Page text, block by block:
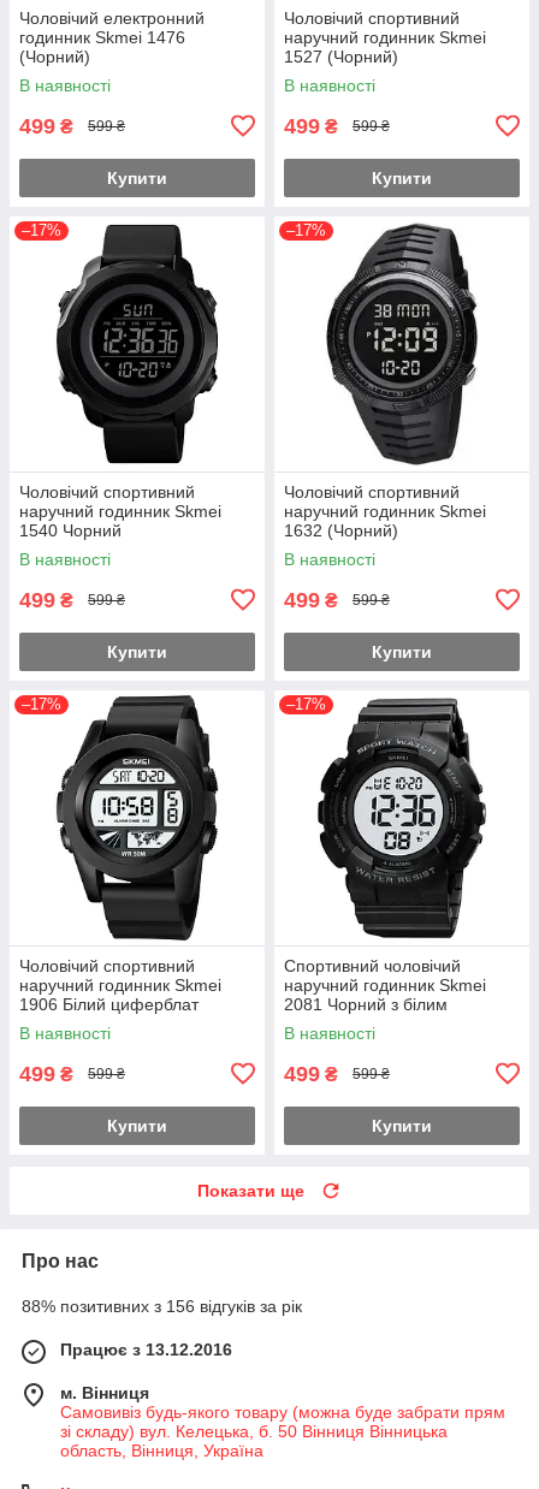
Чоловічий електронний
годинник Skmei 1476
(Чорний)
В наявності
499 ₴ 599 ₴
Купити
Чоловічий спортивний
наручний годинник Skmei
1527 (Чорний)
В наявності
499 ₴ 599 ₴
Купити
–17%
Чоловічий спортивний
наручний годинник Skmei
1540 Чорний
В наявності
499 ₴ 599 ₴
Купити
–17%
Чоловічий спортивний
наручний годинник Skmei
1632 (Чорний)
В наявності
499 ₴ 599 ₴
Купити
–17%
Чоловічий спортивний
наручний годинник Skmei
1906 Білий циферблат
В наявності
499 ₴ 599 ₴
Купити
–17%
Спортивний чоловічий
наручний годинник Skmei
2081 Чорний з білим
В наявності
499 ₴ 599 ₴
Купити
Показати ще
Про нас
88% позитивних з 156 відгуків за рік
Працює з 13.12.2016
м. Вінниця
Самовивіз будь-якого товару (можна буде забрати прям
зі складу) вул. Келецька, б. 50 Вінниця Вінницька
область, Вінниця, Україна